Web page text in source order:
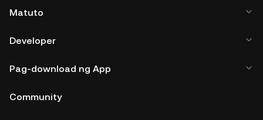
Matuto
Developer
Pag-download ng App
Community